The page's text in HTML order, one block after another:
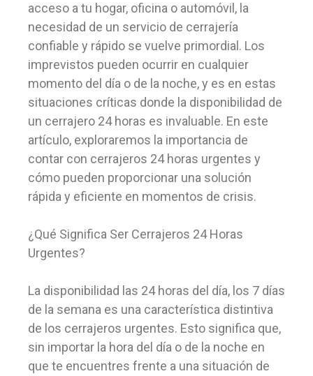
acceso a tu hogar, oficina o automóvil, la
necesidad de un servicio de cerrajería
confiable y rápido se vuelve primordial. Los
imprevistos pueden ocurrir en cualquier
momento del día o de la noche, y es en estas
situaciones críticas donde la disponibilidad de
un cerrajero 24 horas es invaluable. En este
artículo, exploraremos la importancia de
contar con cerrajeros 24 horas urgentes y
cómo pueden proporcionar una solución
rápida y eficiente en momentos de crisis.
¿Qué Significa Ser Cerrajeros 24 Horas
Urgentes?
La disponibilidad las 24 horas del día, los 7 días
de la semana es una característica distintiva
de los cerrajeros urgentes. Esto significa que,
sin importar la hora del día o de la noche en
que te encuentres frente a una situación de